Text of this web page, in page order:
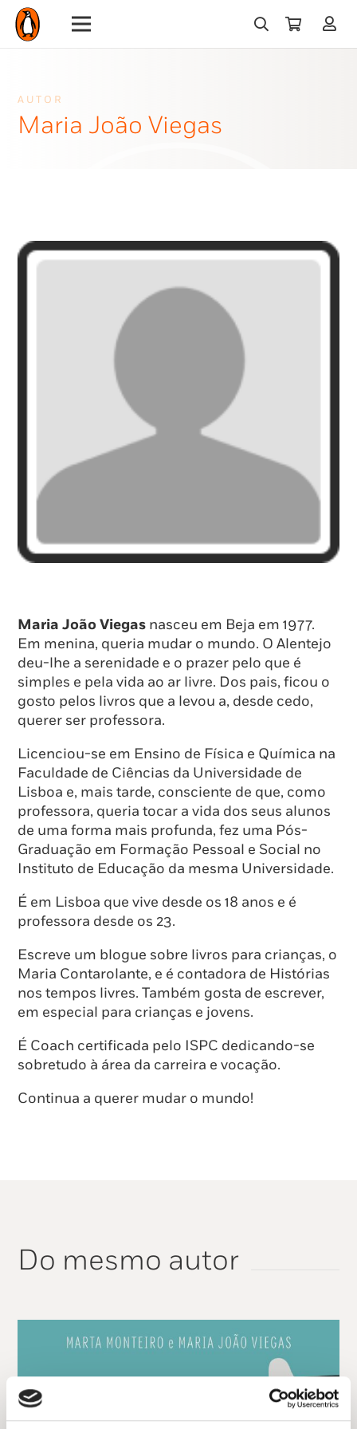
AUTOR
Maria João Viegas
Maria João Viegas nasceu em Beja em 1977.
Em menina, queria mudar o mundo. O Alentejo
deu-lhe a serenidade e o prazer pelo que é
simples e pela vida ao ar livre. Dos pais, ficou o
gosto pelos livros que a levou a, desde cedo,
querer ser professora.
Licenciou-se em Ensino de Física e Química na
Faculdade de Ciências da Universidade de
Lisboa e, mais tarde, consciente de que, como
professora, queria tocar a vida dos seus alunos
de uma forma mais profunda, fez uma Pós-
Graduação em Formação Pessoal e Social no
Instituto de Educação da mesma Universidade.
É em Lisboa que vive desde os 18 anos e é
professora desde os 23.
Escreve um blogue sobre livros para crianças, o
Maria Contarolante, e é contadora de Histórias
nos tempos livres. Também gosta de escrever,
em especial para crianças e jovens.
É Coach certificada pelo ISPC dedicando-se
sobretudo à área da carreira e vocação.
Continua a querer mudar o mundo!
Do mesmo autor